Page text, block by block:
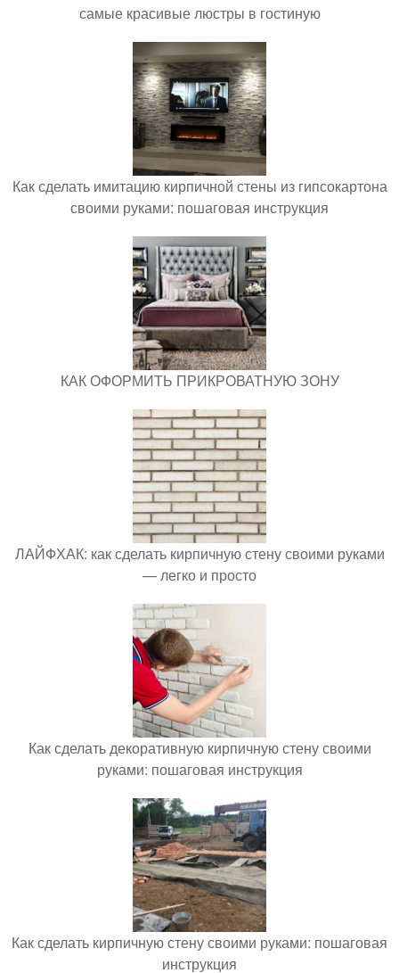
самые красивые люстры в гостиную
Как сделать имитацию кирпичной стены из гипсокартона
своими руками: пошаговая инструкция
КАК ОФОРМИТЬ ПРИКРОВАТНУЮ ЗОНУ
ЛАЙФХАК: как сделать кирпичную стену своими руками
— легко и просто
Как сделать декоративную кирпичную стену своими
руками: пошаговая инструкция
Как сделать кирпичную стену своими руками: пошаговая
инструкция